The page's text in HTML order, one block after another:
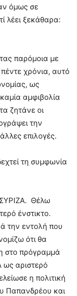
όμως σε
λέει ξεκάθαρα:
παρόμοια με
χρόνια, αυτό
ως
αμφιβολία
ζητάνε οι
την
επιλογές.
τη συμφωνία
ΣΥΡΙΖΑ. Θέλω
ένστικτο.
την εντολή που
ότι θα
στο πρόγραμμά
ως αριστερό
η πολιτική
Παπανδρέου και